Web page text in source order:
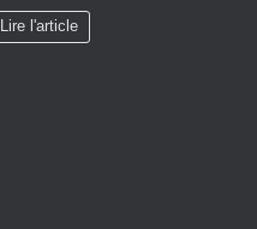
Lire l'article